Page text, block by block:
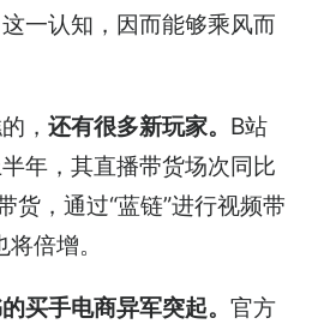
一认知，因而能够乘风而
，还有很多新玩家。 B站
年，其直播带货场次同比
货，通过“蓝链”进行视频带
倍增。
买手电商异军突起。官方